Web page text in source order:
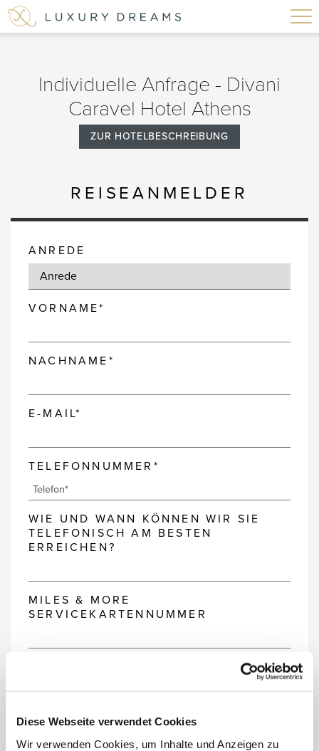
Diese Webseite verwendet Cookies
Wir verwenden Cookies, um Inhalte und Anzeigen zu
Individuelle Anfrage - Divani
Caravel Hotel Athens
ZUR HOTELBESCHREIBUNG
REISEANMELDER
ANREDE
VORNAME*
NACHNAME*
E-MAIL*
TELEFONNUMMER*
WIE UND WANN KÖNNEN WIR SIE
TELEFONISCH AM BESTEN
ERREICHEN?
MILES & MORE
SERVICEKARTENNUMMER